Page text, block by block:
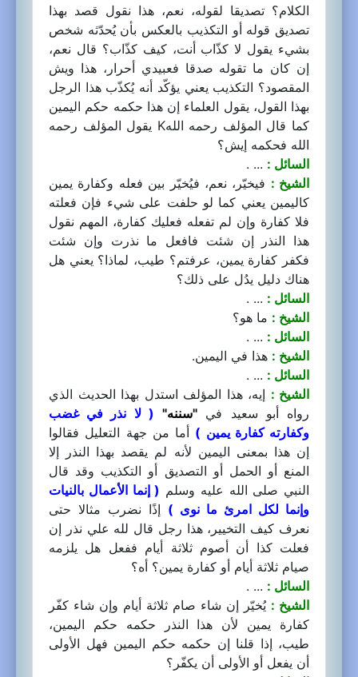
الكلام؟ تصديقا لقوله، نعم، هذا نقول قصد بهذا
تصديق قوله أو التكذيب بالعكس بأن يُحدّثه شخص
بشيء يقول لا كذّاب أنت، كيف كذّاب؟ قال نعم،
إن كان ما تقوله صدقا فعبيدي أحرار، هذا ويش
المقصود؟ التكذيب يعني يؤكّد أنه يُكذّب هذا الرجل
بهذا القول، يقول العلماء إن هذا حكمه حكم اليمين
كما قال المؤلف رحمه اللهK يقول المؤلف رحمه
الله فحكمه إيش؟
السائل : ... .
الشيخ : فيخيّر، نعم، فيُخيّر بين فعله وكفارة يمين
كاليمين يعني كما لو حلفت على شيء فإن فعلته
فلا كفارة وإن لم تفعله فعليك كفارة، المهم نقول
هذا النذر إن شئت فافعل ما نذرت وإن شئت
فكفر كفارة يمين، عرفتم؟ طيب، لماذا؟ يعني هل
هناك دليل يدُل على ذلك؟
السائل : ... .
الشيخ : ما هو؟
السائل : ... .
الشيخ : هذا في اليمين.
السائل : ... .
الشيخ : إيه، هذا المؤلف استدل بهذا الحديث الذي
رواه أبو سعيد في "سننه"
( لا نذر في غضب
وكفارته كفارة يمين ) أما من جهة التعليل فقالوا
إن هذا بمعنى اليمين لأنه لم يقصد بهذا النذر إلا
المنع أو الحمل أو التصديق أو التكذيب وقد قال
النبي صلى الله عليه وسلم ( إنما الأعمال بالنيات
وإنما لكل امرئ ما نوى ) إذًا نضرب مثالا حتى
نعرف كيف التخيير، هذا رجل قال لله علي نذر إن
فعلت كذا أن أصوم ثلاثة أيام ففعل هل يلزمه
صيام ثلاثة أيام أو كفارة يمين؟ أه؟
السائل : ... .
الشيخ : يُخيّر إن شاء صام ثلاثة أيام وإن شاء كفّر
كفارة يمين لأن هذا النذر حكمه حكم اليمين،
طيب، إذا قلنا إن حكمه حكم اليمين فهل الأولى
أن يفعل أو الأولى أن يكفّر؟